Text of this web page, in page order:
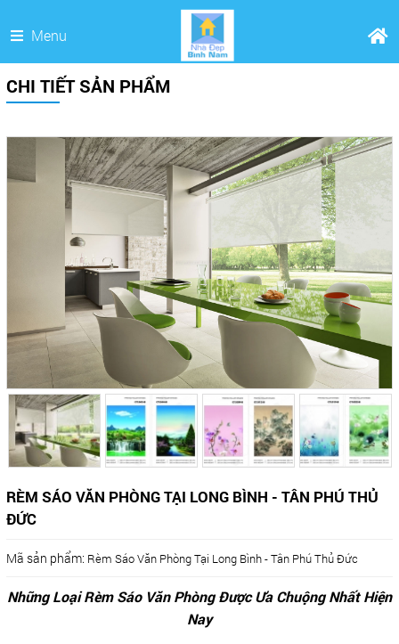
Menu
CHI TIẾT SẢN PHẨM
RÈM SÁO VĂN PHÒNG TẠI LONG BÌNH - TÂN PHÚ THỦ
ĐỨC
Mã sản phẩm: Rèm Sáo Văn Phòng Tại Long Bình - Tân Phú Thủ Đức
Những Loại Rèm Sáo Văn Phòng Được Ưa Chuộng Nhất Hiện
Nay